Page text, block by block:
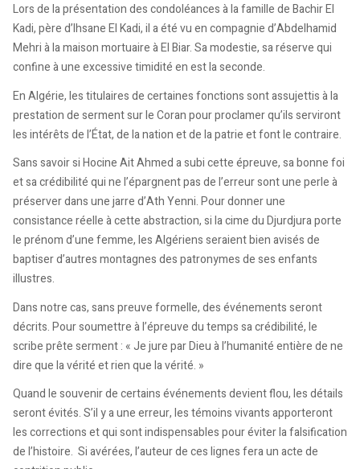
Lors de la présentation des condoléances à la famille de Bachir El
Kadi, père d’Ihsane El Kadi, il a été vu en compagnie d’Abdelhamid
Mehri à la maison mortuaire à El Biar. Sa modestie, sa réserve qui
confine à une excessive timidité en est la seconde.
En Algérie, les titulaires de certaines fonctions sont assujettis à la
prestation de serment sur le Coran pour proclamer qu’ils serviront
les intérêts de l’État, de la nation et de la patrie et font le contraire.
Sans savoir si Hocine Ait Ahmed a subi cette épreuve, sa bonne foi
et sa crédibilité qui ne l’épargnent pas de l’erreur sont une perle à
préserver dans une jarre d’Ath Yenni. Pour donner une
consistance réelle à cette abstraction, si la cime du Djurdjura porte
le prénom d’une femme, les Algériens seraient bien avisés de
baptiser d’autres montagnes des patronymes de ses enfants
illustres.
Dans notre cas, sans preuve formelle, des événements seront
décrits. Pour soumettre à l’épreuve du temps sa crédibilité, le
scribe prête serment : « Je jure par Dieu à l’humanité entière de ne
dire que la vérité et rien que la vérité. »
Quand le souvenir de certains événements devient flou, les détails
seront évités. S’il y a une erreur, les témoins vivants apporteront
les corrections et qui sont indispensables pour éviter la falsification
de l’histoire. Si avérées, l’auteur de ces lignes fera un acte de